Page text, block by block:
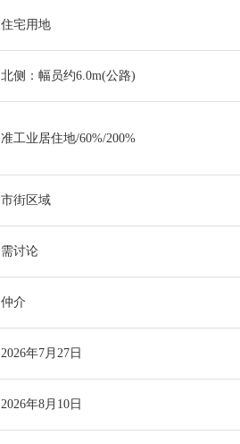
住宅用地
北侧：幅员约6.0m(公路)
准工业居住地/60%/200%
市街区域
需讨论
仲介
2026年7月27日
2026年8月10日